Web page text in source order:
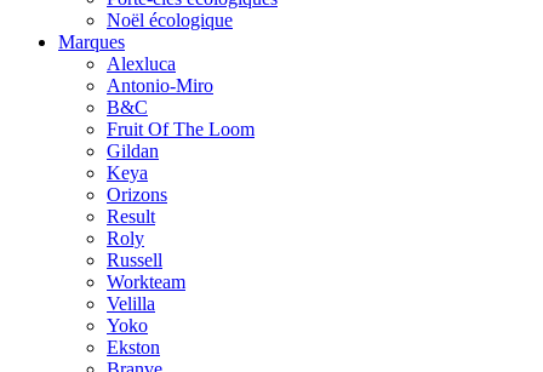
Noël écologique
Marques
Alexluca
Antonio-Miro
B&C
Fruit Of The Loom
Gildan
Keya
Orizons
Result
Roly
Russell
Workteam
Velilla
Yoko
Ekston